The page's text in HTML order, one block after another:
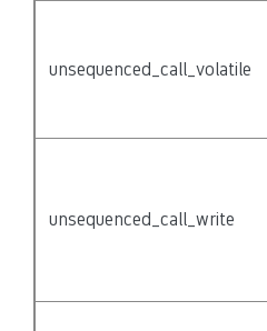
unsequenced_call_volatile
unsequenced_call_write